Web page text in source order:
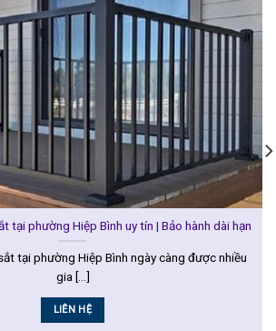
tại phường Hiệp Bình uy tín | Bảo hành dài hạn
tại phường Hiệp Bình ngày càng được nhiều
gia [...]
LIÊN HỆ